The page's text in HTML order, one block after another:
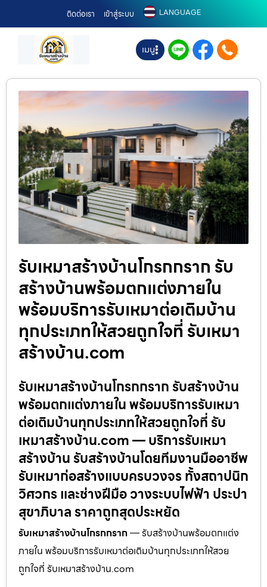
ติดต่อเรา เข้าสู่ระบบ LANGUAGE
เมนู
รับเหมาสร้างบ้านโกรกกราก รับ
สร้างบ้านพร้อมตกแต่งภายใน
พร้อมบริการรับเหมาต่อเติมบ้าน
ทุกประเภทให้สวยถูกใจที่ รับเหมา
สร้างบ้าน.com
รับเหมาสร้างบ้านโกรกกราก รับสร้างบ้าน
พร้อมตกแต่งภายใน พร้อมบริการรับเหมา
ต่อเติมบ้านทุกประเภทให้สวยถูกใจที่ รับ
เหมาสร้างบ้าน.com — บริการรับเหมา
สร้างบ้าน รับสร้างบ้านโดยทีมงานมืออาชีพ
รับเหมาก่อสร้างแบบครบวงจร ทั้งสถาปนิก
วิศวกร และช่างฝีมือ วางระบบไฟฟ้า ประปา
สุขาภิบาล ราคาถูกสุดประหยัด
รับเหมาสร้างบ้านโกรกกราก— รับสร้างบ้านพร้อมตกแต่ง
ภายใน พร้อมบริการรับเหมาต่อเติมบ้านทุกประเภทให้สวย
ถูกใจที่ รับเหมาสร้างบ้าน.com